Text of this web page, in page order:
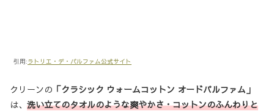
引用:ラトリエ・デ・パルファム公式サイト
クリーンの 「クラシック ウォームコットン オードパルファム」
は、 洗い立てのタオルのような爽やかさ・コットンのふんわりと